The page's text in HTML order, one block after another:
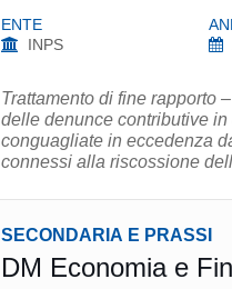
ENTE
INPS
Trattamento di fine rapporto
delle denunce contributive
conguagliate in eccedenza
connessi alla riscossione
SECONDARIA E PRASSI
DM Economia e